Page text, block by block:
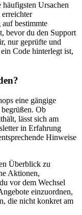
Ursachen
bestimmte
bevor du den Support
nur geprüfte und
Code hinterlegt ist,
eine gängige
Ob
lässt sich am
in Erfahrung
Hinweise
Überblick zu
Aktionen,
vor dem Wechsel
einzuordnen,
die nicht konkret am